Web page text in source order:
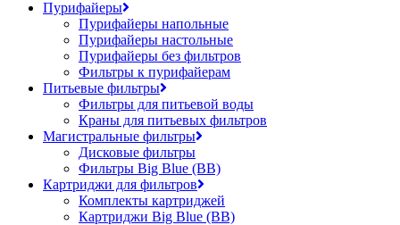
Пурифайеры
Пурифайеры напольные
Пурифайеры настольные
Пурифайеры без фильтров
Фильтры к пурифайерам
Питьевые фильтры
Фильтры для питьевой воды
Краны для питьевых фильтров
Магистральные фильтры
Дисковые фильтры
Фильтры Big Blue (BB)
Картриджи для фильтров
Комплекты картриджей
Картриджи Big Blue (BB)